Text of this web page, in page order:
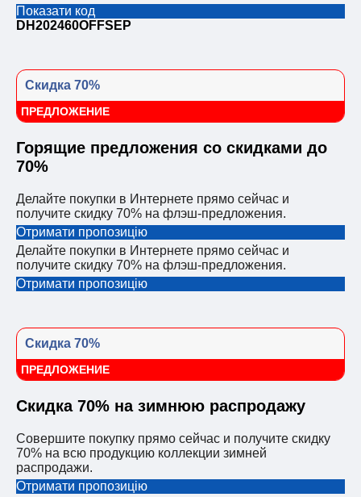
Показати код
DH202460OFFSEP
Скидка 70%
ПРЕДЛОЖЕНИЕ
Горящие предложения со скидками до
70%
Делайте покупки в Интернете прямо сейчас и
получите скидку 70% на флэш-предложения.
Отримати пропозицію
Делайте покупки в Интернете прямо сейчас и
получите скидку 70% на флэш-предложения.
Отримати пропозицію
Скидка 70%
ПРЕДЛОЖЕНИЕ
Скидка 70% на зимнюю распродажу
Совершите покупку прямо сейчас и получите скидку
70% на всю продукцию коллекции зимней
распродажи.
Отримати пропозицію